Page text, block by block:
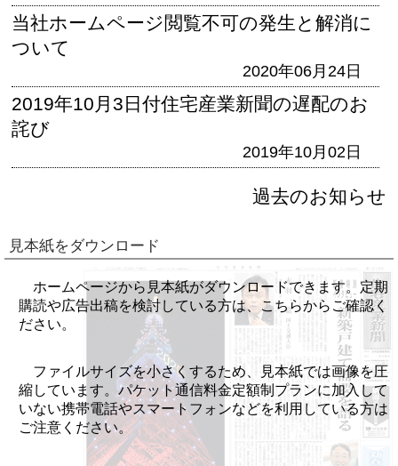
当社ホームページ閲覧不可の発生と解消に
ついて
2020年06月24日
2019年10月3日付住宅産業新聞の遅配のお
詫び
2019年10月02日
過去のお知らせ
見本紙をダウンロード
ホームページから見本紙がダウンロードできます。定期
購読や広告出稿を検討している方は、こちらからご確認く
ださい。
ファイルサイズを小さくするため、見本紙では画像を圧
縮しています。パケット通信料金定額制プランに加入して
いない携帯電話やスマートフォンなどを利用している方は
ご注意ください。